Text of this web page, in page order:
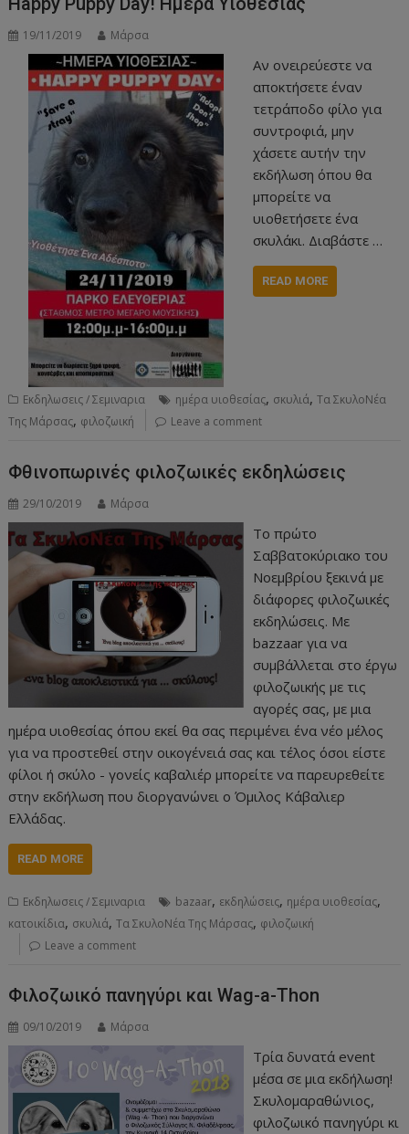
19/11/2019 Μάρσα
Αν ονειρεύεστε να
αποκτήσετε έναν
τετράποδο φίλο για
συντροφιά, μην
χάσετε αυτήν την
εκδήλωση όπου θα
μπορείτε να
υιοθετήσετε ένα
σκυλάκι. Διαβάστε …
READ MORE
Εκδηλωσεις / Σεμιναρια ημέρα υιοθεσίας, σκυλιά,Τα ΣκυλοΝέα
Της Μάρσας, φιλοζωική Leave a comment
Φθινοπωρινές φιλοζωικές εκδηλώσεις
29/10/2019 Μάρσα
Το πρώτο
Σαββατοκύριακο του
Νοεμβρίου ξεκινά με
διάφορες φιλοζωικές
εκδηλώσεις. Με
bazzaar για να
συμβάλλεται στο έργω
φιλοζωικής με τις
αγορές σας, με μια
ημέρα υιοθεσίας όπου εκεί θα σας περιμένει ένα νέο μέλος
για να προστεθεί στην οικογένειά σας και τέλος όσοι είστε
φίλοι ή σκύλο - γονείς καβαλιέρ μπορείτε να παρευρεθείτε
στην εκδήλωση που διοργανώνει ο Όμιλος Κάβαλιερ
Ελλάδας.
READ MORE
Εκδηλωσεις / Σεμιναρια bazaar, εκδηλώσεις, ημέρα υιοθεσίας,
κατοικίδια, σκυλιά,Τα ΣκυλοΝέα Της Μάρσας, φιλοζωική
Leave a comment
Φιλοζωικό πανηγύρι και Wag-a-Thon
09/10/2019 Μάρσα
Τρία δυνατά event
μέσα σε μια εκδήλωση!
Σκυλομαραθώνιος,
φιλοζωικό πανηγύρι κι